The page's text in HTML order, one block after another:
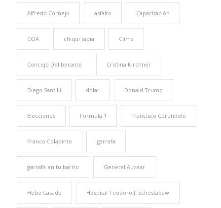
Alfredo Cornejo asfalto Capacitación
CCIA chiqui tapia Clima
Concejo Deliberante Cristina Kirchner
Diego Santilli dolar Donald Trump
Elecciones Formula 1 Francisco Cerúndolo
Franco Colapinto garrafa
garrafa en tu barrio General ALvear
Hebe Casado Hospital Teodoro J. Schestakow